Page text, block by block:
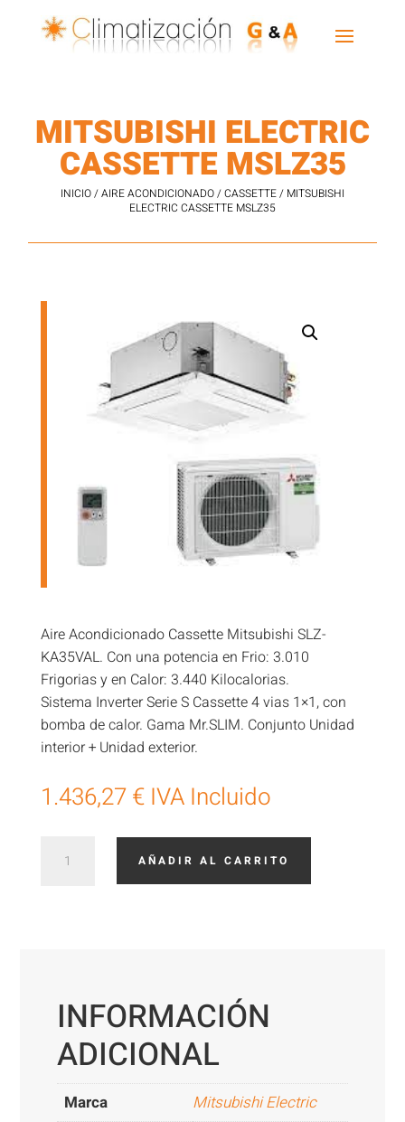
MITSUBISHI ELECTRIC
CASSETTE MSLZ35
INICIO/AIRE ACONDICIONADO/CASSETTE/ MITSUBISHI
ELECTRIC CASSETTE MSLZ35
Aire Acondicionado Cassette Mitsubishi SLZ-
KA35VAL. Con una potencia en Frio: 3.010
Frigorias y en Calor: 3.440 Kilocalorias.
Sistema Inverter Serie S Cassette 4 vias 1×1, con
bomba de calor. Gama Mr.SLIM. Conjunto Unidad
interior + Unidad exterior.
1.436,27€ IVA Incluido
Electric
AÑADIR AL CARRITO
INFORMACIÓN
ADICIONAL
Marca
Mitsubishi Electric